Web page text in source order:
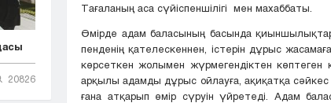
20826
Тағаланың аса сүйіспеншілігі мен махаббаты.
Өмірде адам баласының басында
пенденің қателескеннен, істерін дұрыс
көрсеткен жолымен жүрмегендіктен көптеген
арқылы адамды дұрыс ойлауға, ақиқатқа
ғана атқарып өмір сүруін үйретеді. Адам